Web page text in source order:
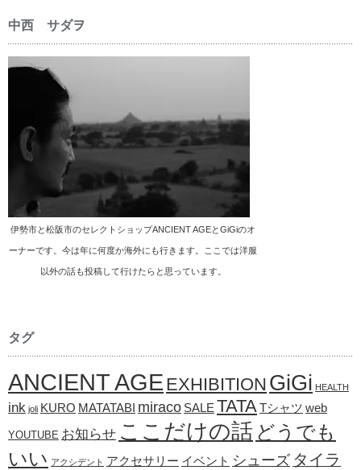
中西 サダヲ
伊勢市と松阪市のセレクトショップANCIENT AGEとGiGiのオ
ーナーです。今は年に何度か海外にも行きます。ここでは洋服
以外の話も投稿して行けたらと思っています。
タグ
ANCIENT AGE EXHIBITION GiGi HEALTH
ink joli KURO MATATABI miraco SALE TATA Tシャツ web
YOUTUBE お知らせ ここだけの話 どうでも
いい アクシデント アクセサリー イベント シューズ タイラ